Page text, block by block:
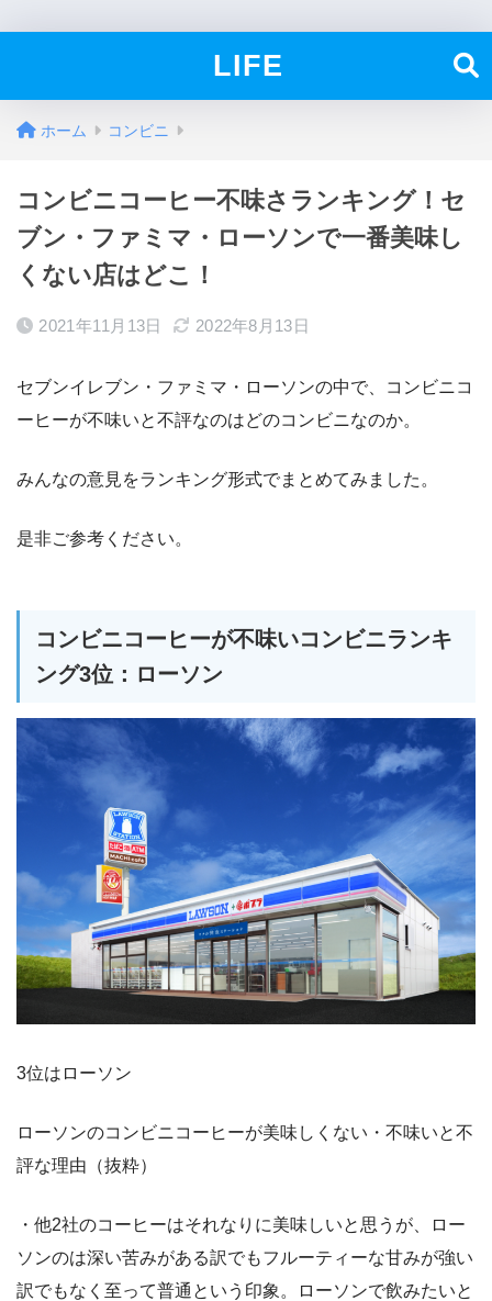
LIFE
ホーム コンビニ
コンビニコーヒー不味さランキング！セ
ブン・ファミマ・ローソンで一番美味し
くない店はどこ！
2021年11月13日 2022年8月13日
セブンイレブン・ファミマ・ローソンの中で、コンビニコ
ーヒーが不味いと不評なのはどのコンビニなのか。
みんなの意見をランキング形式でまとめてみました。
是非ご参考ください。
コンビニコーヒーが不味いコンビニランキ
ング3位：ローソン
3位はローソン
ローソンのコンビニコーヒーが美味しくない・不味いと不
評な理由（抜粋）
・他2社のコーヒーはそれなりに美味しいと思うが、ロー
ソンのは深い苦みがある訳でもフルーティーな甘みが強い
訳でもなく至って普通という印象。ローソンで飲みたいと